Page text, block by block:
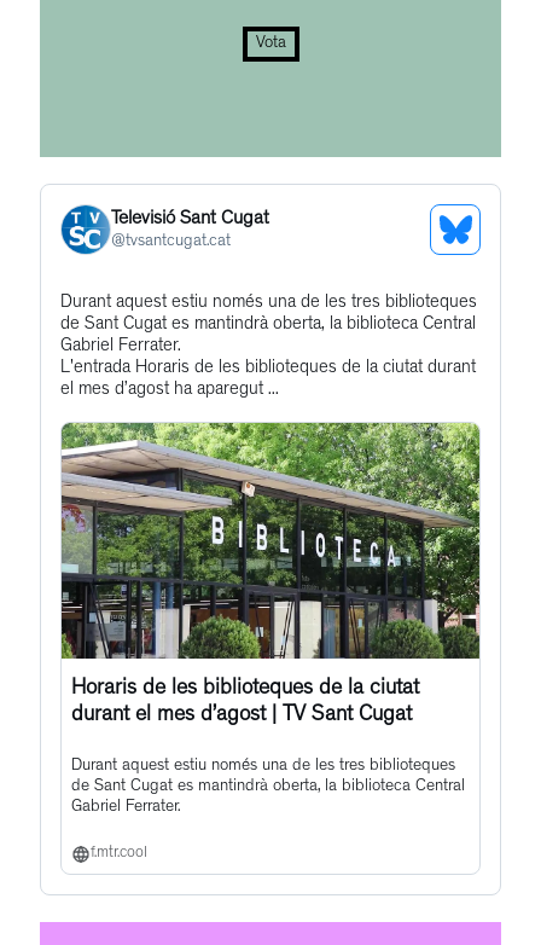
Vota
Televisió Sant Cugat
@tvsantcugat.cat
See
Profile
Get
to
this
Durant aquest estiu només una de les tres biblioteques
de Sant Cugat es mantindrà oberta, la biblioteca Central
Gabriel Ferrater.
L'entrada Horaris de les biblioteques de la ciutat durant
el mes d’agost ha aparegut ...
Horaris de les biblioteques de la ciutat
durant el mes d’agost | TV Sant Cugat
Durant aquest estiu només una de les tres biblioteques
de Sant Cugat es mantindrà oberta, la biblioteca Central
Gabriel Ferrater.
f.mtr.cool